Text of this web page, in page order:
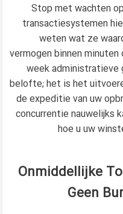
Stop met wachten
transactiesystemen
weten wat ze
vermogen binnen
week
belofte; het is het
de expeditie van uw
concurrentie nauwelijks
hoe u uw
Onmiddellijke
Geen